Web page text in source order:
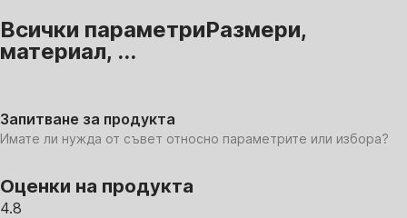
Всички параметриРазмери,
материал, ...
Запитване за продукта
Имате ли нужда от съвет относно параметрите или избора?
Оценки на продукта
4.8